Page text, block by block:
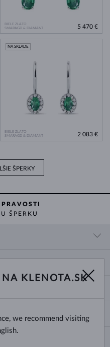
BIELE ZLATO
SMARAGD & DIAMANT
5 470 €
BIELE ZLATO
SMARAGD & DIAMANT
NA SKLADE
2 083 €
ŠPERKY
ŠPERKU
KLENOTA.SK
we recommend visiting